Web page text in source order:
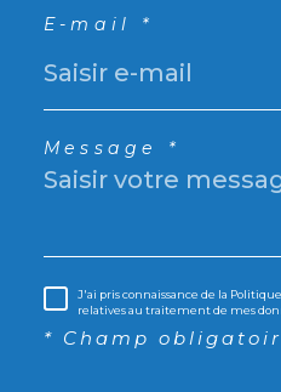
E-mail *
Message *
J'ai pris connaissance de la
relatives au traitement de mes
* Champ